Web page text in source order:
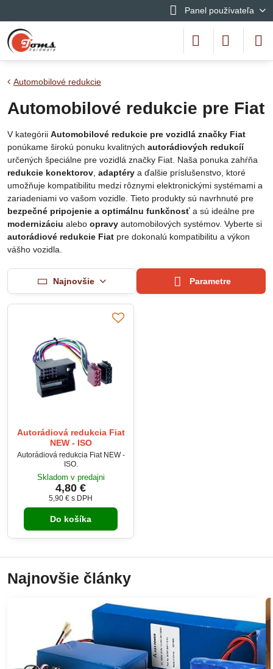
Panel používateľa
Automobilové redukcie
Automobilové redukcie pre Fiat
V kategórii Automobilové redukcie pre vozidlá značky Fiat
ponúkame širokú ponuku kvalitných autorádiových redukcíí
určených špeciálne pre vozidlá značky Fiat. Naša ponuka zahŕňa
redukcie konektorov adaptéry a ďalšie príslušenstvo, ktoré
umožňuje kompatibilitu medzi rôznymi elektronickými systémami a
zariadeniami vo vašom vozidle. Tieto produkty sú navrhnuté pre
bezpečné pripojenie a optimálnu funkčnosť a sú ideálne pre
modernizáciu alebo opravy automobilových systémov. Vyberte si
autorádiové redukcie Fiat pre dokonalú kompatibilitu a výkon
vášho vozidla.
Najnovšie Parametre
Autorádiová redukcia Fiat
NEW - ISO
Autorádiová redukcia Fiat NEW -
ISO.
Skladom v predajni
4,80 €
5,90 € s DPH
Do košíka
Najnovšie články